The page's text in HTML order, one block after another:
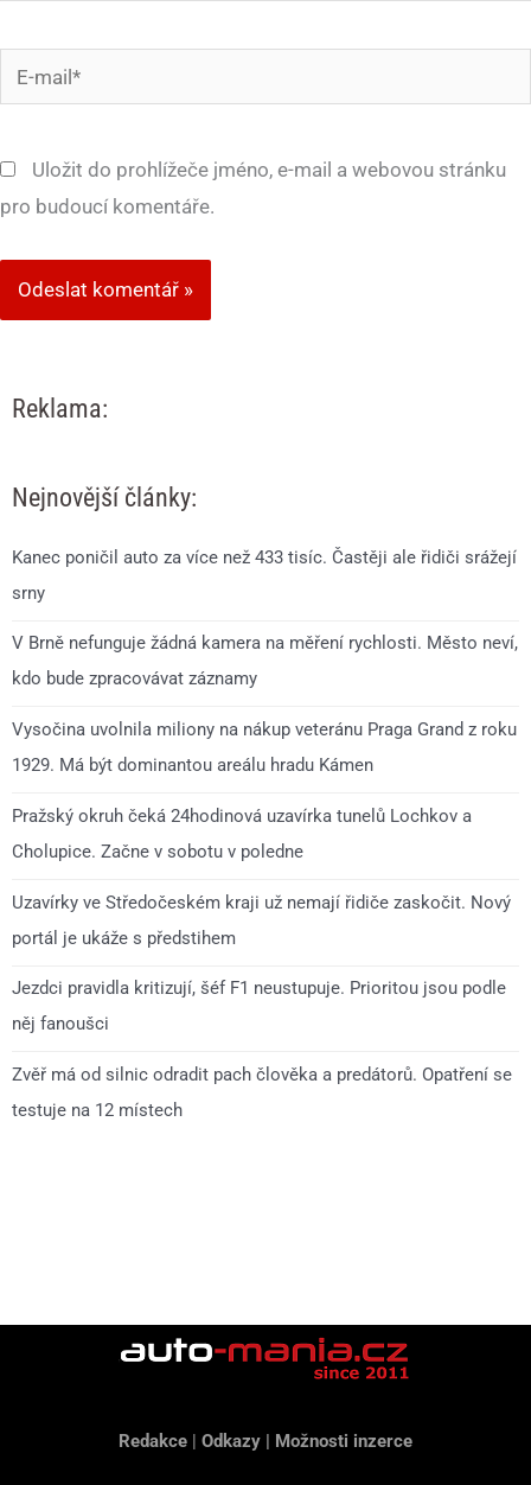
mail*
Uložit do prohlížeče jméno, e-mail a webovou stránku
pro budoucí komentáře.
Reklama:
Nejnovější články:
Kanec poničil auto za více než 433 tisíc. Častěji ale řidiči srážejí
srny
V Brně nefunguje žádná kamera na měření rychlosti. Město neví,
kdo bude zpracovávat záznamy
Vysočina uvolnila miliony na nákup veteránu Praga Grand z roku
1929. Má být dominantou areálu hradu Kámen
Pražský okruh čeká 24hodinová uzavírka tunelů Lochkov a
Cholupice. Začne v sobotu v poledne
Uzavírky ve Středočeském kraji už nemají řidiče zaskočit. Nový
portál je ukáže s předstihem
Jezdci pravidla kritizují, šéf F1 neustupuje. Prioritou jsou podle
něj fanoušci
Zvěř má od silnic odradit pach člověka a predátorů. Opatření se
testuje na 12 místech
Redakce | Odkazy | Možnosti inzerce